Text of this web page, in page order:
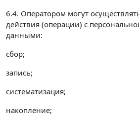
6.4. Оператором могут
действия (операции) с
данными:
сбор;
запись;
систематизация;
накопление;